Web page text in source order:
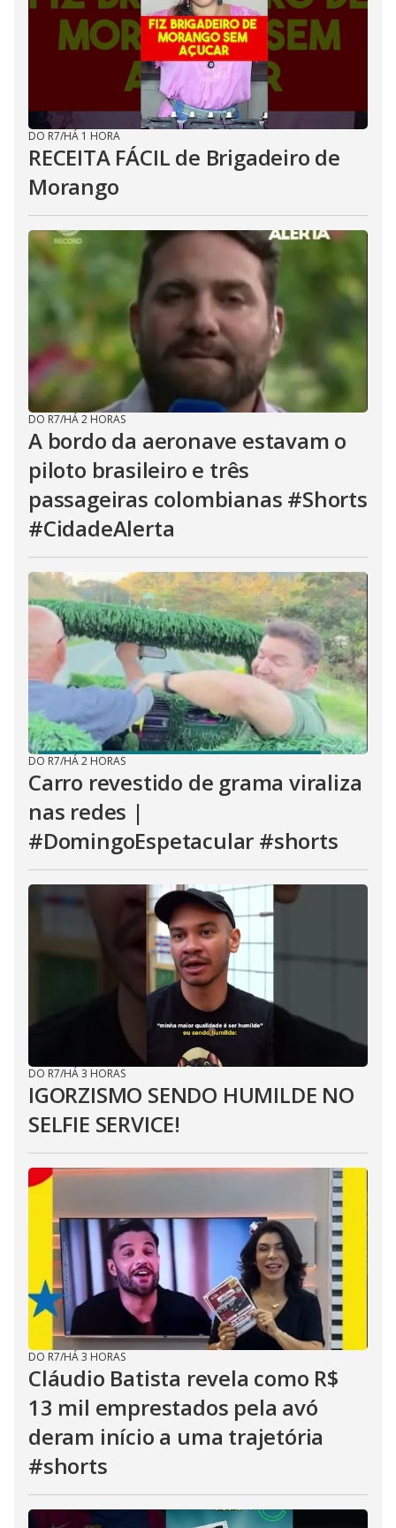
DO R7/HÁ 1 HORA
RECEITA FÁCIL de Brigadeiro de
Morango
DO R7/HÁ 2 HORAS
A bordo da aeronave estavam o
piloto brasileiro e três
passageiras colombianas #Shorts
#CidadeAlerta
DO R7/HÁ 2 HORAS
Carro revestido de grama viraliza
nas redes |
#DomingoEspetacular #shorts
DO R7/HÁ 3 HORAS
IGORZISMO SENDO HUMILDE NO
SELFIE SERVICE!
DO R7/HÁ 3 HORAS
Cláudio Batista revela como R$
13 mil emprestados pela avó
deram início a uma trajetória
#shorts